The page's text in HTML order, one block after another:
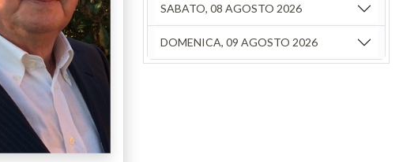
SABATO, 08 AGOSTO 2026
DOMENICA, 09 AGOSTO 2026